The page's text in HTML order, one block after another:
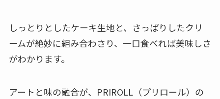
しっとりとしたケーキ生地と、さっぱりしたクリ
ームが絶妙に組み合わさり、一口食べれば美味しさ
がわかります。
アートと味の融合が、PRIROLL（プリロール）の